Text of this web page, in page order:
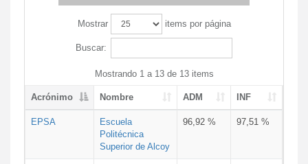
Mostrar items por página
Buscar:
Mostrando 1 a 13 de 13 items
Acrónimo Nombre ADM INF
EPSA
Escuela
Politécnica
Superior de Alcoy
96,92 % 97,51 %